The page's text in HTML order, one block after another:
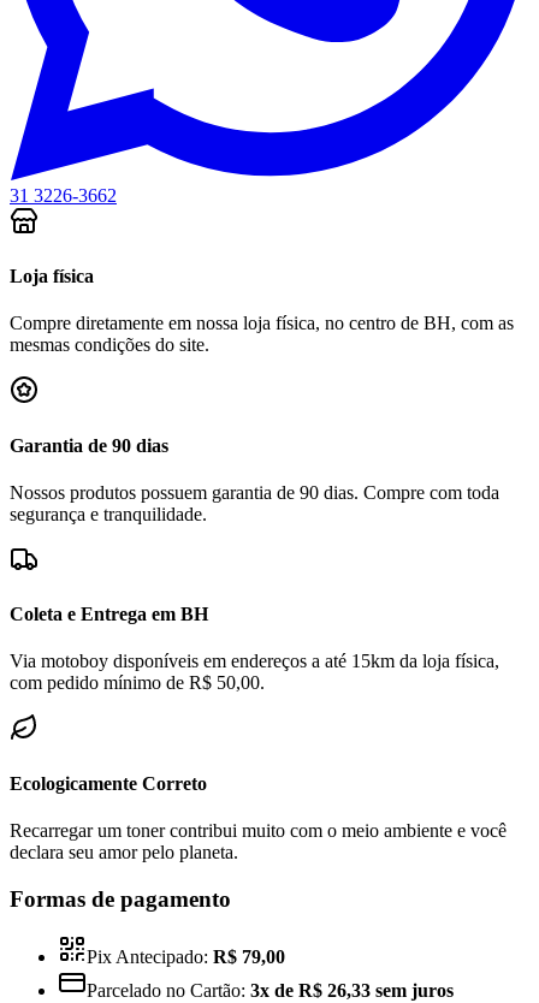
31 3226-3662
Loja física
Compre diretamente em nossa loja física, no centro de BH, com as
mesmas condições do site.
Garantia de 90 dias
Nossos produtos possuem garantia de 90 dias. Compre com toda
segurança e tranquilidade.
Coleta e Entrega em BH
Via motoboy disponíveis em endereços a até 15km da loja física,
com pedido mínimo de R$ 50,00.
Ecologicamente Correto
Recarregar um toner contribui muito com o meio ambiente e você
declara seu amor pelo planeta.
Formas de pagamento
Pix Antecipado: R$ 79,00
Parcelado no Cartão: 3x de R$ 26,33 sem juros